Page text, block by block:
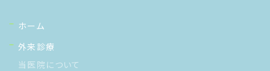
ホーム
外来診療
当医院について